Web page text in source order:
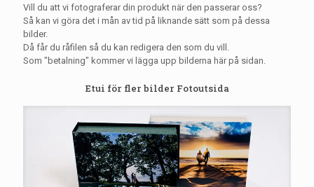
Vill du att vi fotograferar din produkt när den passerar oss?
Så kan vi göra det i mån av tid på liknande sätt som på dessa
bilder.
Då får du råfilen så du kan redigera den som du vill.
Som "betalning" kommer vi lägga upp bilderna här på sidan.
Etui för fler bilder Fotoutsida